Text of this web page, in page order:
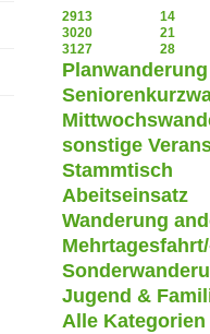
2913
14
3020
21
3127 28
Planwanderung
sonstige
Stammtisch
Abeitseinsatz
Wanderung
Jugend &
Alle Kategorien